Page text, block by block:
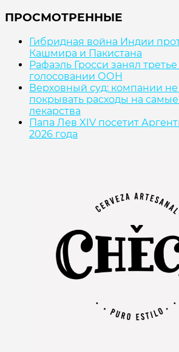
ПРОСМОТРЕННЫЕ
Гибридная война Индии
Кашмира и Пакистана
Рафаэль Гросси занял
голосовании ООН
Верховный суд: компании
покрывать расходы на
лекарства
Папа Лев XIV посетит
2026 года